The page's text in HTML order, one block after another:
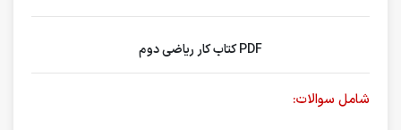
PDF کتاب کار ریاضی دوم
شامل سوالات: